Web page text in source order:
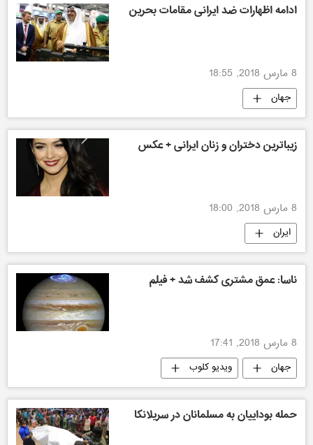
ادامه اظهارات ضد ایرانی مقامات بحرین
8 مارس 2018, 18:55
جهان
زیباترین دختران و زنان ایرانی + عکس
8 مارس 2018, 18:00
ایران
ناسا: عمق مشتری کشف شد + فیلم
8 مارس 2018, 17:41
جهان ویدیو کلوب
حمله بوداییان به مسلمانان در سریلانکا